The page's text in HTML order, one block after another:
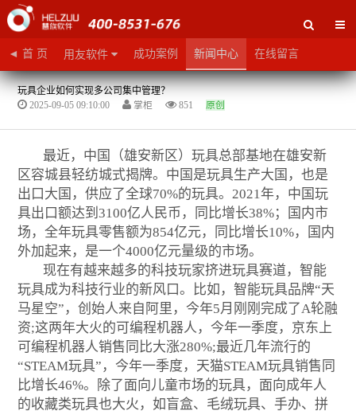
◄ 首 页 用友软件 成功案例 新闻中心 在线留言
玩具企业如何实现多公司集中管理？
2025-09-05 09:10:00
掌柜 851 原创
最近，中国（雄安新区）玩具总部基地在雄安新
区容城县轻纺城式揭牌。中国是玩具生产大国，也是
出口大国，供应了全球70%的玩具。2021年，中国玩
具出口额达到3100亿人民币，同比增长38%；国内市
场，全年玩具零售额为854亿元，同比增长10%，国内
外加起来，是一个4000亿元量级的市场。
现在有越来越多的科技玩家挤进玩具赛道，智能
玩具成为科技行业的新风口。比如，智能玩具品牌“天
马星空”，创始人来自阿里，今年5月刚刚完成了A轮融
资;这两年大火的可编程机器人，今年一季度，京东上
可编程机器人销售同比大涨280%;最近几年流行的
“STEAM玩具”，今年一季度，天猫STEAM玩具销售同
比增长46%。除了面向儿童市场的玩具，面向成年人
的收藏类玩具也大火，如盲盒、毛绒玩具、手办、拼